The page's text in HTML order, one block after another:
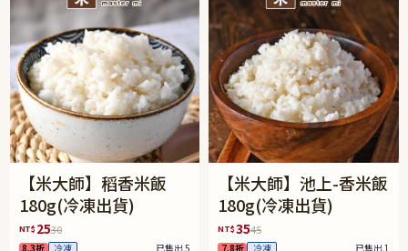
【米大師】稻香米飯
180g(冷凍出貨)
NT$ 2530
8.3折 冷凍 已售出 5
【米大師】池上-香米飯
180g(冷凍出貨)
NT$3545
7.8折 冷凍 已售出 1